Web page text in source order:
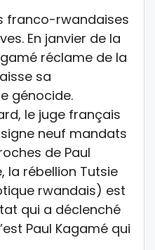
franco-rwandaises
En janvier de la
réclame de la
sa
génocide.
le juge français
neuf mandats
de Paul
la rébellion Tutsie
rwandais) est
qui a déclenché
Paul Kagamé qui